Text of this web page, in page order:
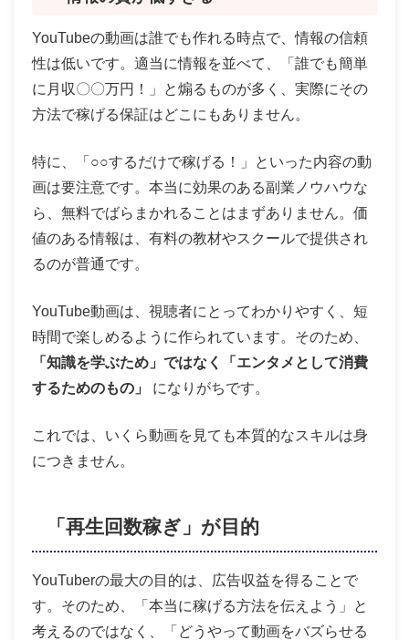
YouTubeの動画は誰でも作れる時点で、情報の信頼
性は低いです。適当に情報を並べて、「誰でも簡単
に月収〇〇万円！」と煽るものが多く、実際にその
方法で稼げる保証はどこにもありません。
特に、「○○するだけで稼げる！」といった内容の動
画は要注意です。本当に効果のある副業ノウハウな
ら、無料でばらまかれることはまずありません。価
値のある情報は、有料の教材やスクールで提供され
るのが普通です。
YouTube動画は、視聴者にとってわかりやすく、短
時間で楽しめるように作られています。そのため、
「知識を学ぶため」ではなく「エンタメとして消費
するためのもの」
になりがちです。
これでは、いくら動画を見ても本質的なスキルは身
につきません。
「再生回数稼ぎ」が目的
YouTuberの最大の目的は、広告収益を得ることで
す。そのため、「本当に稼げる方法を伝えよう」と
考えるのではなく、「どうやって動画をバズらせる